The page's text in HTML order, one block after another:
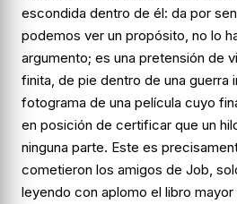
escondida dentro de él: da por
podemos ver un propósito, no lo
argumento; es una pretensión de
finita, de pie dentro de una guerra
fotograma de una película cuyo
en posición de certificar que un
ninguna parte. Este es
cometieron los amigos de Job,
leyendo con aplomo el libro mayor